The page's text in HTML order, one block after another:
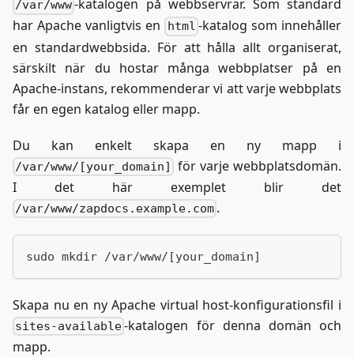
/var/www-katalogen på webbservrar. Som standard
har Apache vanligtvis en
html -katalog som innehåller
en standardwebbsida. För att hålla allt organiserat,
särskilt när du hostar många webbplatser på en
Apache-instans, rekommenderar vi att varje webbplats
får en egen katalog eller mapp.
Du kan enkelt skapa en ny mapp i
/var/www/[your_domain]
för varje webbplatsdomän.
I det här exemplet blir det
/var/www/zapdocs.example.com .
sudo mkdir /var/www/[your_domain]
Skapa nu en ny Apache virtual host-konfigurationsfil i
sites-available-katalogen för denna domän och
mapp.